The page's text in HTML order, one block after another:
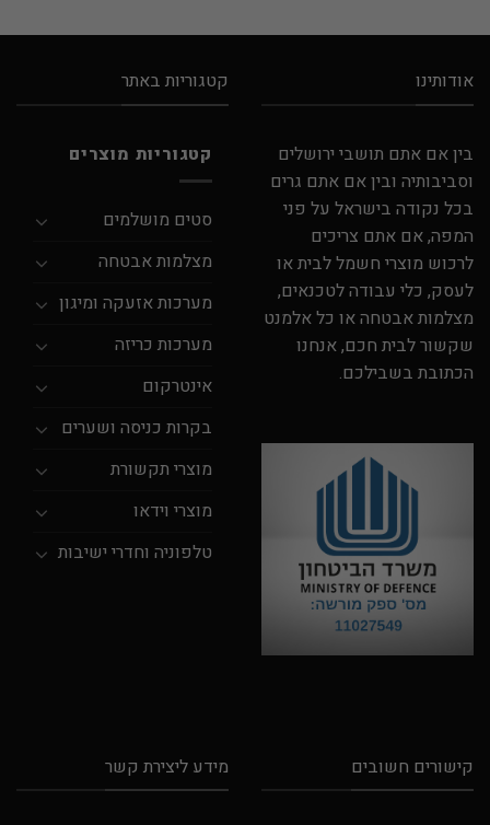
אודותינו
בין אם אתם תושבי ירושלים
וסביבותיה ובין אם אתם גרים
בכל נקודה בישראל על פני
המפה, אם אתם צריכים
לרכוש מוצרי חשמל לבית או
לעסק, כלי עבודה לטכנאים,
מצלמות אבטחה או כל אלמנט
שקשור לבית חכם, אנחנו
הכתובת בשבילכם.
קטגוריות באתר
קטגוריות מוצרים
סטים מושלמים
מצלמות אבטחה
מערכות אזעקה ומיגון
מערכות כריזה
אינטרקום
בקרות כניסה ושערים
מוצרי תקשורת
מוצרי וידאו
טלפוניה וחדרי ישיבות
קישורים חשובים מידע ליצירת קשר